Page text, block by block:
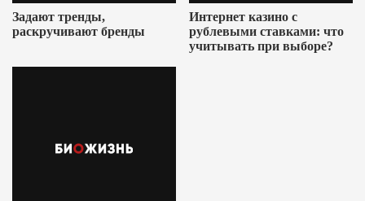
Задают тренды,
раскручивают бренды
Интернет казино с
рублевыми ставками: что
учитывать при выборе?